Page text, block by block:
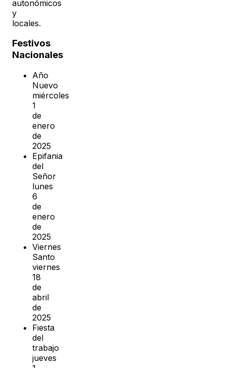
autonómicos
y
locales.
Festivos
Nacionales
Año
Nuevo
miércoles
1
de
enero
de
2025
Epifania
del
Señor
lunes
6
de
enero
de
2025
Viernes
Santo
viernes
18
de
abril
de
2025
Fiesta
del
trabajo
jueves